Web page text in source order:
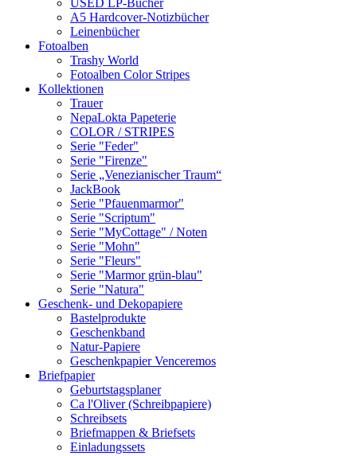
USED LP-Bücher
A5 Hardcover-Notizbücher
Leinenbücher
Fotoalben
Trashy World
Fotoalben Color Stripes
Kollektionen
Trauer
NepaLokta Papeterie
COLOR / STRIPES
Serie "Feder"
Serie "Firenze"
Serie „Venezianischer Traum“
JackBook
Serie "Pfauenmarmor"
Serie "Scriptum"
Serie "MyCottage" / Noten
Serie "Mohn"
Serie "Fleurs"
Serie "Marmor grün-blau"
Serie "Natura"
Geschenk- und Dekopapiere
Bastelprodukte
Geschenkband
Natur-Papiere
Geschenkpapier Venceremos
Briefpapier
Geburtstagsplaner
Ca l'Oliver (Schreibpapiere)
Schreibsets
Briefmappen & Briefsets
Einladungssets